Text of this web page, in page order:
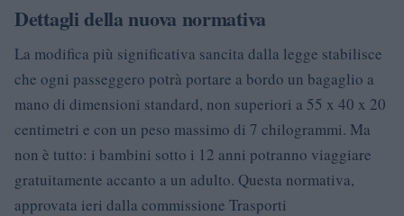
Dettagli della nuova normativa
La modifica più significativa sancita dalla legge stabilisce
che ogni passeggero potrà portare a bordo un bagaglio a
mano di dimensioni standard, non superiori a 55 x 40 x 20
centimetri e con un peso massimo di 7 chilogrammi. Ma
non è tutto: i bambini sotto i 12 anni potranno viaggiare
gratuitamente accanto a un adulto. Questa normativa,
approvata ieri dalla commissione Trasporti